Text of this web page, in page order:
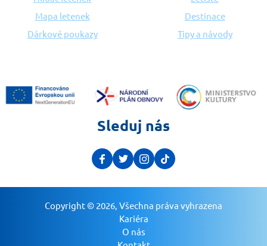
Mapa letenek
Dárkové poukazy
Destinace
Tipy a návody
Sleduj nás
Copyright © 2026, Všechna práva vyhrazena
Kariéra
O nás